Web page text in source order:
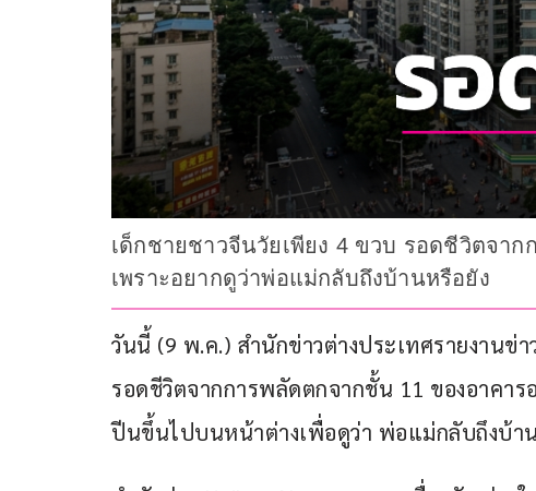
เด็กชายชาวจีนวัยเพียง 4 ขวบ รอดชีวิตจา
เพราะอยากดูว่าพ่อแม่กลับถึงบ้านหรือยัง
วันนี้ (9 พ.ค.) สำนักข่าวต่างประเทศรายงานข่
รอดชีวิตจากการพลัดตกจากชั้น 11 ของอาคา
ปีนขึ้นไปบนหน้าต่างเพื่อดูว่า พ่อแม่กลับถึงบ้า